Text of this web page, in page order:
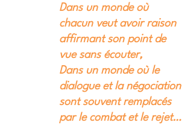
Dans un monde où
chacun veut avoir raison
affirmant son point de
vue sans écouter,
Dans un monde où le
dialogue et la négociation
sont souvent remplacés
par le combat et le rejet…